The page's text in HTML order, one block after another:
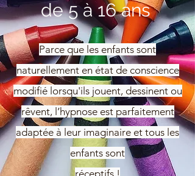
de 5 à 16 ans
Parce que les enfants sont
naturellement en état de conscience
modifié lorsqu'ils jouent, dessinent ou
rêvent, l’hypnose est parfaitement
adaptée à leur imaginaire et tous les
enfants sont
réceptifs !